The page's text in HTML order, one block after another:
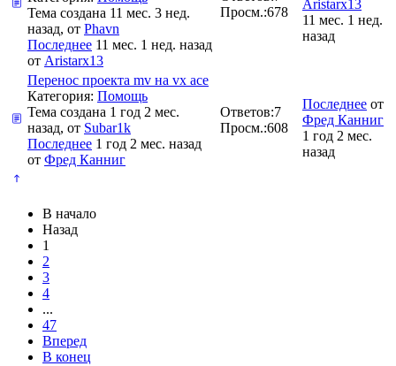
Тема создана 11 мес. 3 нед.
назад, от Phavn
Последнее 11 мес. 1 нед. назад
от Aristarx13
Просм.:678
Aristarx13
11 мес. 1 нед.
назад
Перенос проекта mv на vx ace
Категория: Помощь
Тема создана 1 год 2 мес.
назад, от Subar1k
Последнее 1 год 2 мес. назад
от Фред Канниг
Ответов:7
Просм.:608
Последнее от
Фред Канниг
1 год 2 мес.
назад
В начало
Назад
1
2
3
4
...
47
Вперед
В конец